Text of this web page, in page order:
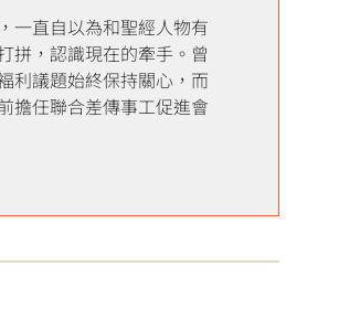
一直自以為和聖經人物有
拼，認識現在的牽手。曾
利議題始終保持關心，而
擔任聯合差傳事工促進會